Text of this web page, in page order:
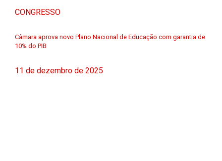
CONGRESSO
Câmara aprova novo Plano Nacional de Educação com garantia de
10% do PIB
11 de dezembro de 2025